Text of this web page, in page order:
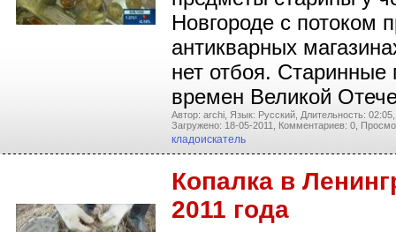
Новгороде с потоком
антикварных
нет отбоя.
времен Великой
Автор: archi, Язык: Русский, Длительность: 02:05,
Загружено: 18-05-2011,
Комментариев: 0,
кладоискатель
Копалка в
2011 года